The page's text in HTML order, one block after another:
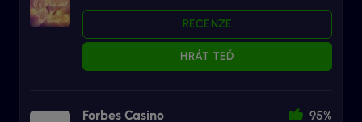
RECENZE
HRÁT TEĎ
Forbes Casino 95%